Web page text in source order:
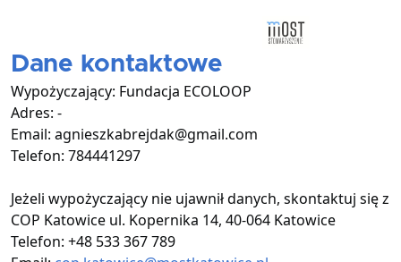
Dane kontaktowe
Wypożyczający: Fundacja ECOLOOP
Adres: -
Email: agnieszkabrejdak@gmail.com
Telefon: 784441297
Jeżeli wypożyczający nie ujawnił danych, skontaktuj się z
COP Katowice ul. Kopernika 14, 40-064 Katowice
Telefon: +48 533 367 789